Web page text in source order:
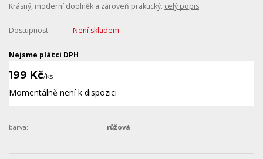
Krásný, moderní doplněk a zároveň praktický. celý popis
Dostupnost Není skladem
Nejsme plátci DPH
199 Kč/ks
Momentálně není k dispozici
barva: růžová